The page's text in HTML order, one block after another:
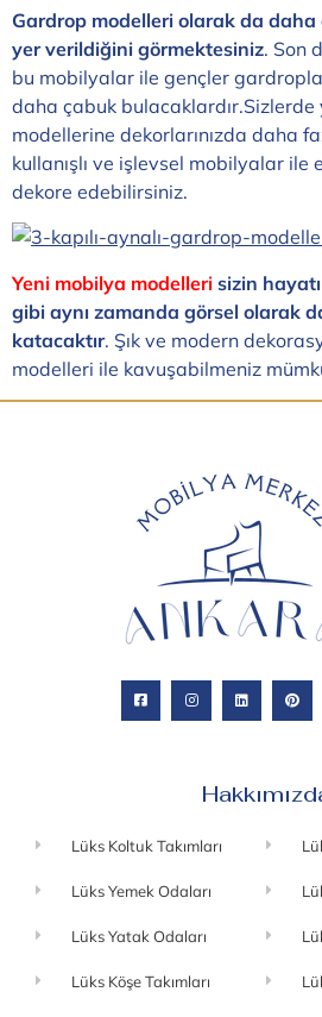
Gardrop modelleri olarak da
yer verildiğini görmektesiniz. Son
bu mobilyalar ile gençler
daha çabuk
modellerine dekorlarınızda daha
kullanışlı ve işlevsel mobilyalar ile
dekore edebilirsiniz.
Yeni mobilya modelleri sizin
gibi aynı zamanda görsel olarak
katacaktır. Şık ve modern
modelleri ile kavuşabilmeniz
Lüks Koltuk Takımları
Lüks Yemek Odaları
Lüks Yatak Odaları
Lüks Köşe Takımları